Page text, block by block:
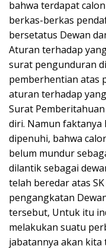
bahwa terdapat
berkas-berkas
bersetatus Dewan
Aturan terhadap
surat pengunduran
pemberhentian atas
aturan terhadap
Surat
diri. Namun faktanya
dipenuhi, bahwa
belum mundur
dilantik sebagai
telah beredar atas
pengangkatan
tersebut, Untuk itu
melakukan suatu
jabatannya akan